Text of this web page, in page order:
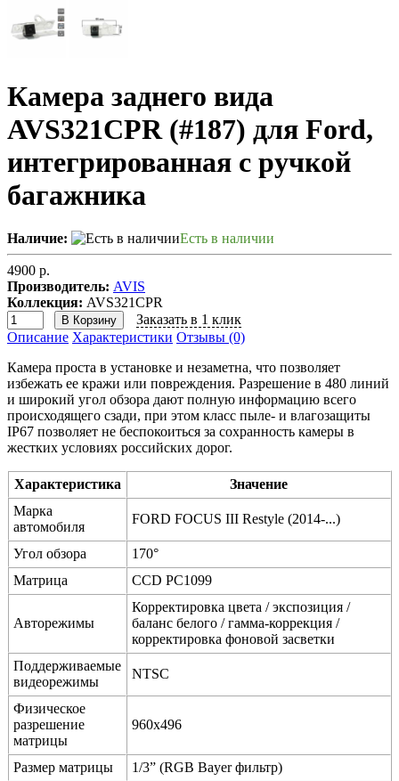
Камера заднего вида
AVS321CPR (#187) для Ford,
интегрированная с ручкой
багажника
Наличие: Есть в наличии
4900 р.
Производитель: AVIS
Коллекция: AVS321CPR
В Корзину
Заказать в 1 клик
Описание Характеристики Отзывы (0)
Камера проста в установке и незаметна, что позволяет
избежать ее кражи или повреждения. Разрешение в 480 линий
и широкий угол обзора дают полную информацию всего
происходящего сзади, при этом класс пыле- и влагозащиты
IP67 позволяет не беспокоиться за сохранность камеры в
жестких условиях российских дорог.
Характеристика
Значение
Марка
автомобиля
FORD FOCUS III Restyle (2014-...)
Угол обзора
170°
Матрица
CCD PC1099
Авторежимы
Корректировка цвета / экспозиция /
баланс белого / гамма-коррекция /
корректировка фоновой засветки
Поддерживаемые
видеорежимы
NTSC
Физическое
разрешение
матрицы
960x496
Размер матрицы
1/3” (RGB Bayer фильтр)